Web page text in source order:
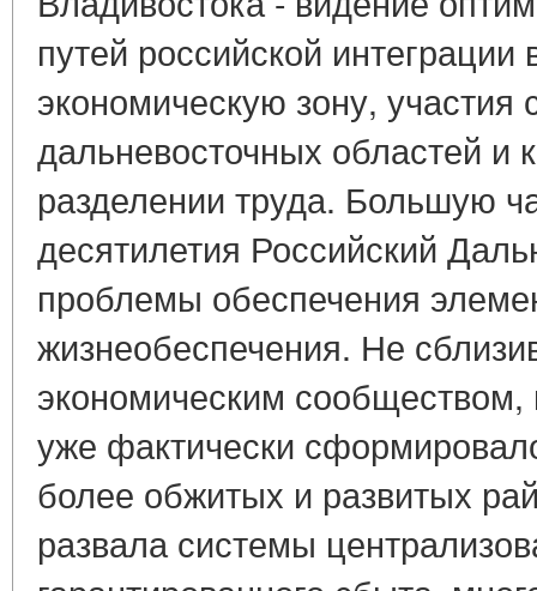
путей российской интеграции
экономическую зону,
дальневосточных областей и
разделении труда. Большую
десятилетия Российский
проблемы обеспечения
жизнеобеспечения. Не
экономическим
уже фактически
более обжитых и развитых
развала системы